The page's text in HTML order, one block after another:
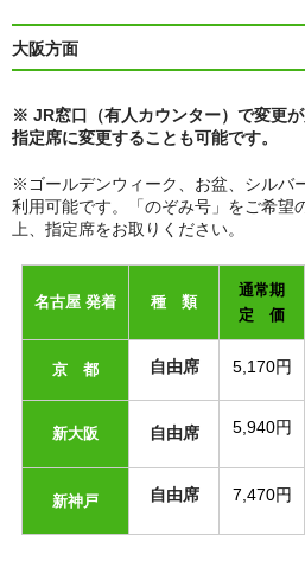
大阪方面
※ JR窓口（有人カウンター）で変更
指定席に変更することも可能です。
※ゴールデンウィーク、お盆、シルバ
利用可能です。「のぞみ号」をご希望
上、指定席をお取りください。
名古屋 発着 種 類
通常期
定 価
京 都 自由席 5,170円
新大阪 自由席 5,940円
新神戸 自由席 7,470円